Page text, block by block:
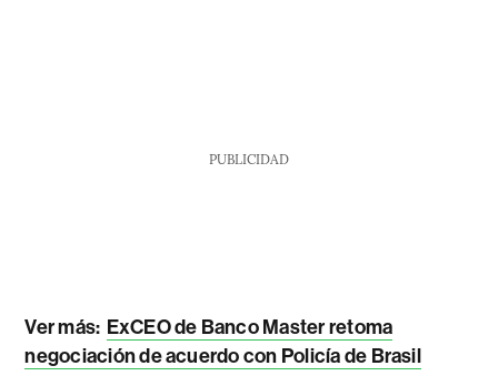
PUBLICIDAD
Ver más: ExCEO de Banco Master retoma
negociación de acuerdo con Policía de Brasil